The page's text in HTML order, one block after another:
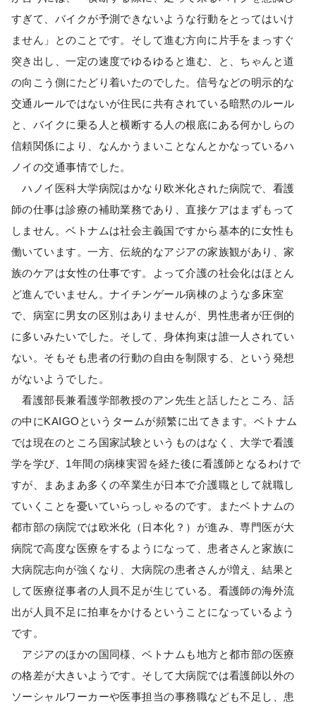
すぎて、バイクが予測できないような行動をとってはいけ
ません」とのことです。そして進む方向に片手をまっすぐ
突き出し、一定の速度でゆるゆると進む、と、ちゃんと道
の向こう側にたどり着いたのでした。信号などの明示的な
交通ルールではないが住民に共有されている暗黙のルール
と、バイクに乗る人と横断する人の根底にある何かしらの
信頼関係により、なんかうまいことなんとかなっているハ
ノイの交通事情でした。
ハノイ医科大学病院はかなり欧米化された病院で、看護
師の仕事は診療の補助業務であり、直接ケアはまずもって
しません。ベトナムは社会主義国ですから基本的に女性も
働いています。一方、伝統的なアジアの家族観があり、家
族のケアは女性の仕事です。よって介護の社会化はほとん
ど進んでいません。ナイチンゲール病棟のような多床室
で、病室に男女の区別はありませんが、男性患者が圧倒的
に多いみたいでした。そして、身体拘束は誰一人されてい
ない。そもそも患者の行動の自由を制限する、という発想
がないようでした。
看護部長兼看護学部教授のアン先生と話したところ、話
の中にKAIGOというタームが頻繁に出てきます。ベトナム
では現在のところ国家試験というものはなく、大学で看護
学を学び、1年間の病棟実習を経た後に看護師となるわけで
すが、まあまあ多くの卒業生が日本で介護職として就職し
ていくことを憂いていらっしゃるのです。またベトナムの
都市部の病院では欧米化（日本化？）が進み、専門医が大
病院で高度な医療をするようになって、患者さんと家族に
大病院志向が強くなり、大病院の患者さんが増え、結果と
して医療従事者の人員不足が生じている。看護師の海外流
出が人員不足に拍車をかけるということになっているよう
です。
アジアのほかの国同様、ベトナムも地方と都市部の医療
の格差が大きいようです。そして大病院では看護師以外の
ソーシャルワーカーや医事担当の事務職なども不足し、患